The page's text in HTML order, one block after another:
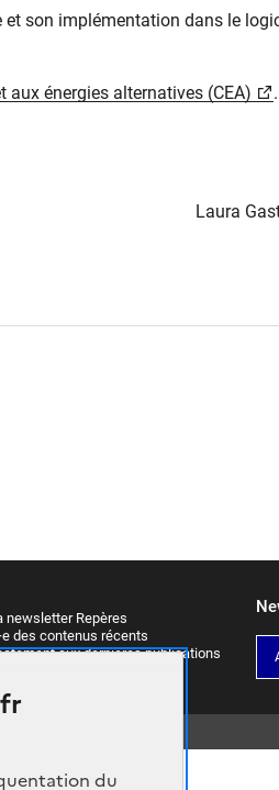
du
et son implémentation dans le
aux énergies alternatives (CEA) .
Laura
newsletter Repères
des contenus récents
aux dernières publications